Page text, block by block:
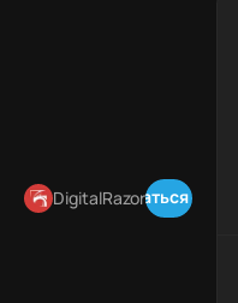
DigitalRazor
Подписаться в